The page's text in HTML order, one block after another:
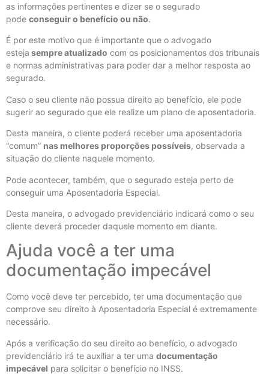
as informações pertinentes e dizer se o segurado
pode conseguir o benefício ou não.
É por este motivo que é importante que o advogado
esteja sempre atualizado com os posicionamentos dos tribunais
e normas administrativas para poder dar a melhor resposta ao
segurado.
Caso o seu cliente não possua direito ao benefício, ele pode
sugerir ao segurado que ele realize um plano de aposentadoria.
Desta maneira, o cliente poderá receber uma aposentadoria
“comum” nas melhores proporções possíveis, observada a
situação do cliente naquele momento.
Pode acontecer, também, que o segurado esteja perto de
conseguir uma Aposentadoria Especial.
Desta maneira, o advogado previdenciário indicará como o seu
cliente deverá proceder daquele momento em diante.
Ajuda você a ter uma
documentação impecável
Como você deve ter percebido, ter uma documentação que
comprove seu direito à Aposentadoria Especial é extremamente
necessário.
Após a verificação do seu direito ao benefício, o advogado
previdenciário irá te auxiliar a ter uma documentação
impecável para solicitar o benefício no INSS.